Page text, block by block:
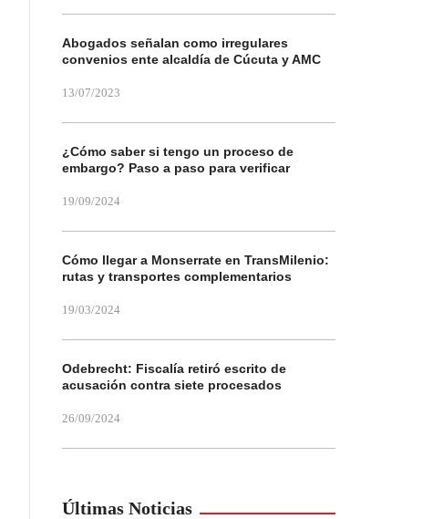
Abogados señalan como irregulares
convenios ente alcaldía de Cúcuta y AMC
13/07/2023
¿Cómo saber si tengo un proceso de
embargo? Paso a paso para verificar
19/09/2024
Cómo llegar a Monserrate en TransMilenio:
rutas y transportes complementarios
19/03/2024
Odebrecht: Fiscalía retiró escrito de
acusación contra siete procesados
26/09/2024
Últimas Noticias